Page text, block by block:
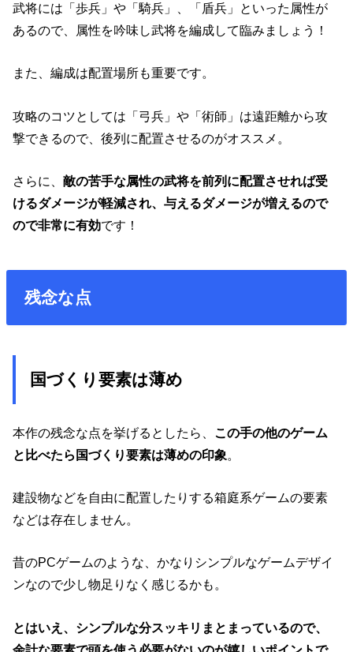
武将には「歩兵」や「騎兵」、「盾兵」といった属性が
あるので、属性を吟味し武将を編成して臨みましょう！
また、編成は配置場所も重要です。
攻略のコツとしては「弓兵」や「術師」は遠距離から攻
撃できるので、後列に配置させるのがオススメ。
さらに、敵の苦手な属性の武将を前列に配置させれば受
けるダメージが軽減され、与えるダメージが増えるので
ので非常に有効です！
残念な点
国づくり要素は薄め
本作の残念な点を挙げるとしたら、 この手の他のゲーム
と比べたら国づくり要素は薄めの印象
建設物などを自由に配置したりする箱庭系ゲームの要素
などは存在しません。
昔のPCゲームのような、かなりシンプルなゲームデザイ
ンなので少し物足りなく感じるかも。
とはいえ、シンプルな分スッキリまとまっているので、